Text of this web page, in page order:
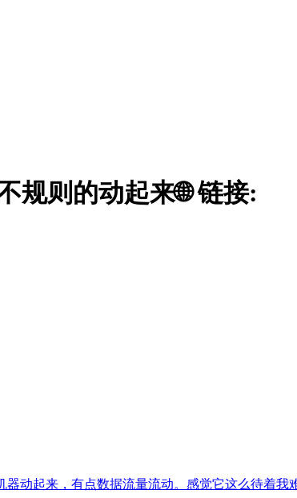
规则的动起来🌐 链接:
动起来，有点数据流量流动。感觉它这么待着